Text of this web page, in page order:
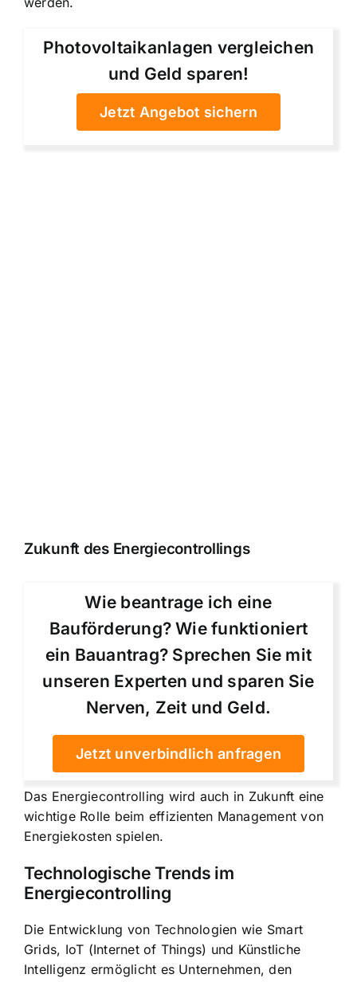
Photovoltaikanlagen vergleichen
und Geld sparen!
Jetzt Angebot sichern
Zukunft des Energiecontrollings
Wie beantrage ich eine
Bauförderung? Wie funktioniert
ein Bauantrag? Sprechen Sie mit
unseren Experten und sparen Sie
Nerven, Zeit und Geld.
Jetzt unverbindlich anfragen
Das Energiecontrolling wird auch in Zukunft eine
wichtige Rolle beim effizienten Management von
Energiekosten spielen.
Technologische Trends im
Energiecontrolling
Die Entwicklung von Technologien wie Smart
Grids, IoT (Internet of Things) und Künstliche
Intelligenz ermöglicht es Unternehmen, den